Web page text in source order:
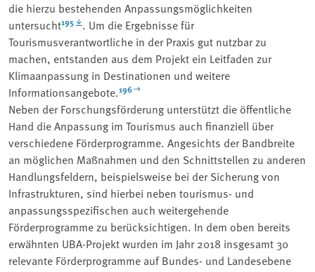
die hierzu bestehenden Anpassungsmöglichkeiten
untersucht195
. Um die Ergebnisse für
Tourismusverantwortliche in der Praxis gut nutzbar zu
machen, entstanden aus dem Projekt ein Leitfaden zur
Klimaanpassung in Destinationen und weitere
Informationsangebote.196
Neben der Forschungsförderung unterstützt die öffentliche
Hand die Anpassung im Tourismus auch finanziell über
verschiedene Förderprogramme. Angesichts der Bandbreite
an möglichen Maßnahmen und den Schnittstellen zu anderen
Handlungsfeldern, beispielsweise bei der Sicherung von
Infrastrukturen, sind hierbei neben tourismus- und
anpassungsspezifischen auch weitergehende
Förderprogramme zu berücksichtigen. In dem oben bereits
erwähnten UBA-Projekt wurden im Jahr 2018 insgesamt 30
relevante Förderprogramme auf Bundes- und Landesebene